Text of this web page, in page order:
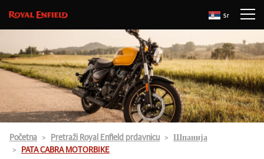
Sr
Početna Pretraži Royal Enfield prdavnicu
Шпанија
PATA CABRA MOTORBIKE